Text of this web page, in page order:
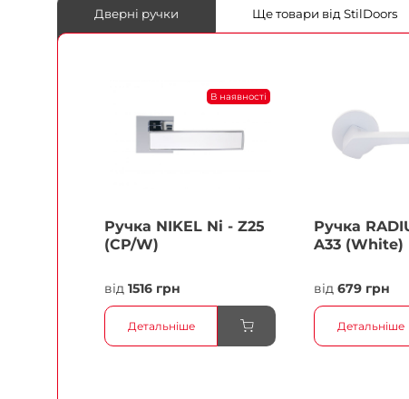
Дверні ручки Ще товари від StilDoors
В наявності
Ручка NIKEL Ni - Z25
(CP/W)
від 1516 грн
Детальніше
Ручка
A33 (White)
від679 грн
Детальніше